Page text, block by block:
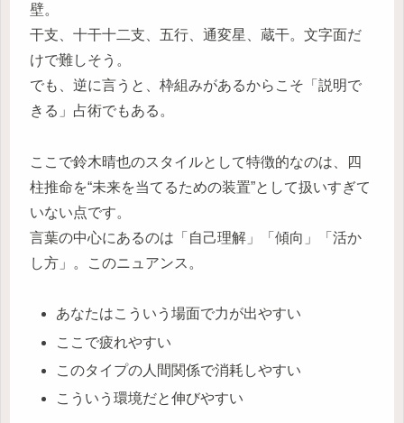
壁。
干支、十干十二支、五行、通変星、蔵干。文字面だ
けで難しそう。
でも、逆に言うと、枠組みがあるからこそ「説明で
きる」占術でもある。
ここで鈴木晴也のスタイルとして特徴的なのは、四
柱推命を“未来を当てるための装置”として扱いすぎて
いない点です。
言葉の中心にあるのは「自己理解」「傾向」「活か
し方」。このニュアンス。
あなたはこういう場面で力が出やすい
ここで疲れやすい
このタイプの人間関係で消耗しやすい
こういう環境だと伸びやすい